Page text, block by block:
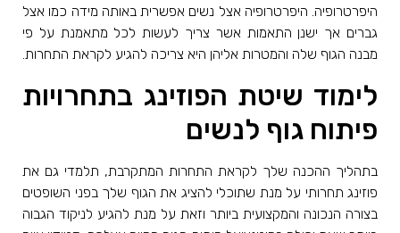
היפרטרופיה. היפרטרופיה אצל נשים אפשרית באותה מידה כמו אצל
גברים אך ישנן התאמות אשר צריך לעשות לכל מתאמנת על פי
מבנה הגוף שלה והמטרות אליהן היא צריכה להגיע לקראת התחרות.
לימוד שיטת הפוזינג בתחרויות
פיתוח גוף לנשים
בתהליך ההכנה שלך לקראת התחרות המתקרבת, תלמדי גם את
פוזינג תחרותי על מנת שתוכלי להציג את הגוף שלך בפני השופטים
בצורה הנכונה והמקצועית ביותר וזאת על מנת להגיע לניקוד הגבוה